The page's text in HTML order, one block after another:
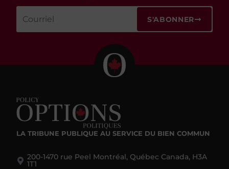
S'ABONNER
LA TRIBUNE PUBLIQUE AU SERVICE DU BIEN COMMUN
200-1470 rue Peel Montréal, Québec Canada, H3A
1T1